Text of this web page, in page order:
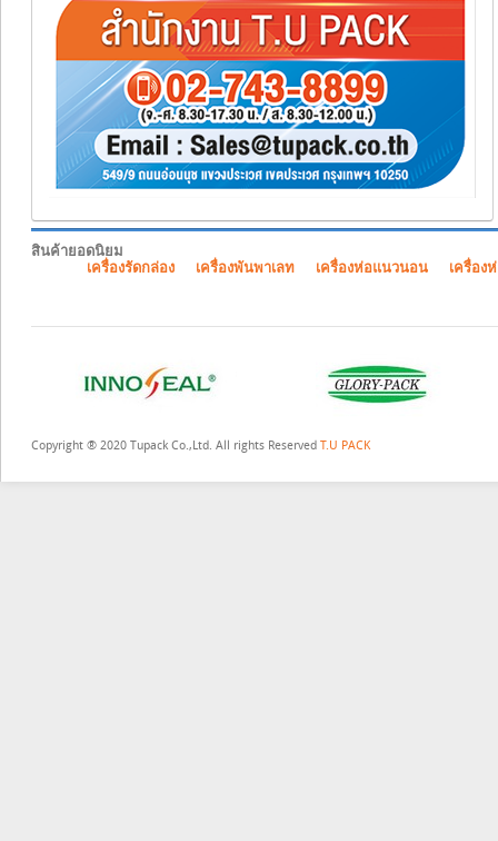
สินค้ายอดนิยม
เครื่องรัดกล่อง
เครื่องพันพาเลท เครื่องห่อแนวนอน เครื่อง
Copyright ® 2020 Tupack Co.,Ltd. All rights Reserved T.U PACK